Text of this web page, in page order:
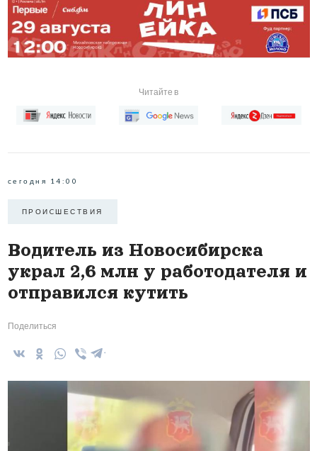
Читайте в
сегодня 14:00
ПРОИCШЕСТВИЯ
Водитель из Новосибирска
украл 2,6 млн у работодателя и
отправился кутить
Поделиться